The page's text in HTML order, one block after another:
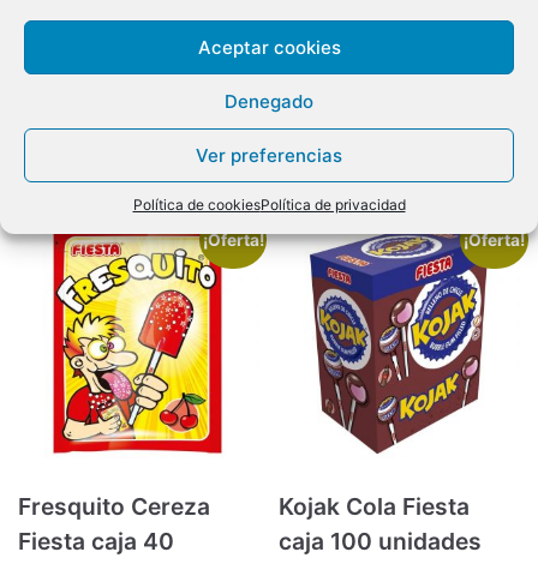
Aceptar cookies
Denegado
Ver preferencias
Política de cookiesPolítica de privacidad
original
25,00€.
actual
23,99€.
IVA Incluido
Añadir al carrito
Añadir al carrito
¡Oferta!
Fresquito Cereza
Fiesta caja 40
¡Oferta!
Kojak Cola Fiesta
caja 100 unidades